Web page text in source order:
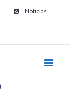
Noticias